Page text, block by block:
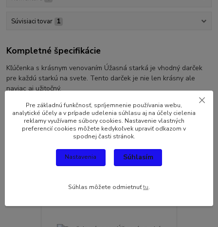
Súvisiaci tovar 1
Kompletné špecifikácie
Kľúčenka s krásnym venovaním Úžasná starká je vhodný darček
pre každú starkú na svete. Tento darček je nie len krásny ale
naviac aj užitočný.
Súvisiaci tovar 1
Pre základnú funkčnosť, spríjemnenie používania webu,
analytické účely a v prípade udelenia súhlasu aj na účely cielenia
reklamy využívame súbory cookies. Nastavenie vlastných
preferencií cookies môžete kedykoľvek upraviť odkazom v
spodnej časti stránok.
Nastavenia Súhlasím
Súhlas môžete odmietnuťtu.